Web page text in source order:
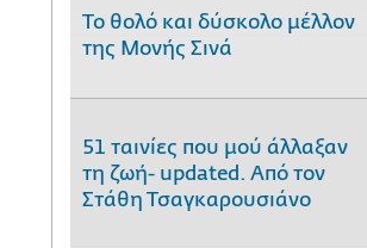
Το θολό και δύσκολο μέλλον
της Μονής Σινά
51 ταινίες που μού άλλαξαν
τη ζωή- updated. Aπό τον
Στάθη Τσαγκαρουσιάνο